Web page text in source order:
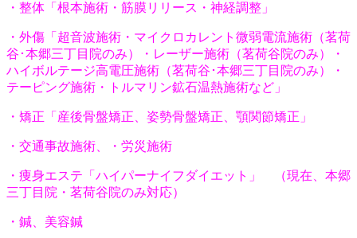
・整体「根本施術・筋膜リリース・神経調整」
・外傷「超音波施術・マイクロカレント微弱電流施術（茗荷
谷･本郷三丁目院のみ）・レーザー施術（茗荷谷院のみ）・
ハイボルテージ高電圧施術（茗荷谷･本郷三丁目院のみ）・
テーピング施術・トルマリン鉱石温熱施術など」
・矯正「産後骨盤矯正、姿勢骨盤矯正、顎関節矯正」
・交通事故施術、・労災施術
・痩身エステ「ハイパーナイフダイエット」 （現在、本郷
三丁目院・茗荷谷院のみ対応）
・鍼、美容鍼